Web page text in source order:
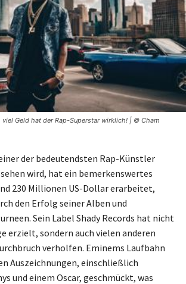
viel Geld hat der Rap-Superstar wirklich! | © Cham
der bedeutendsten Rap-Künstler
wird, hat ein bemerkenswertes
230 Millionen US-Dollar erarbeitet,
den Erfolg seiner Alben und
Sein Label Shady Records hat nicht
erzielt, sondern auch vielen anderen
verholfen. Eminems Laufbahn
Auszeichnungen, einschließlich
und einem Oscar, geschmückt, was